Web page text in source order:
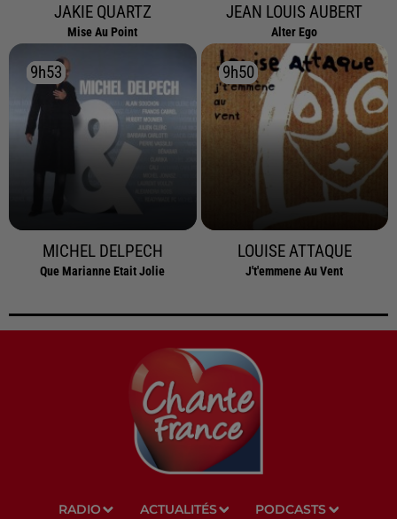
JAKIE QUARTZ
Mise Au Point
JEAN LOUIS AUBERT
Alter Ego
9h53
9h53
MICHEL DELPECH
Que Marianne Etait Jolie
9h50
9h50
LOUISE ATTAQUE
J't'emmene Au Vent
RADIO ACTUALITÉS PODCASTS